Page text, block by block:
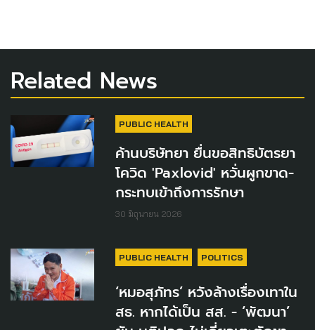
Related News
PUBLIC HEALTH
ค้านบริษัทยา ยื่นขอสิทธิบัตรยา
โควิด 'Paxlovid' หวั่นผูกขาด-
กระทบเข้าถึงการรักษา
30 มิถุนายน 2026
PUBLIC HEALTH POLITICS
‘หมอสุภัทร’ หวังล้างเรื่องเทาใน
สธ. หากได้เป็น สส. - ‘พัฒนา’